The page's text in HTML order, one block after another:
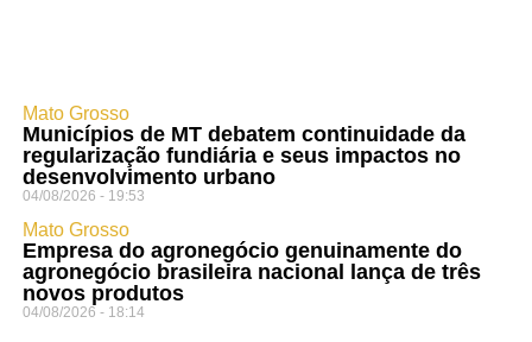
Mato Grosso
Municípios de MT debatem continuidade da
regularização fundiária e seus impactos no
desenvolvimento urbano
04/08/2026 - 19:53
Mato Grosso
Empresa do agronegócio genuinamente do
agronegócio brasileira nacional lança de três
novos produtos
04/08/2026 - 18:14